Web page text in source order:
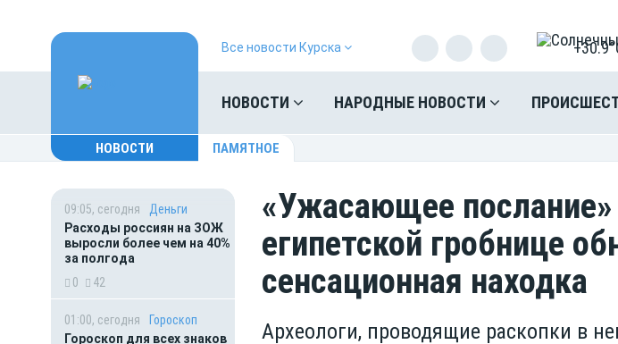
Все новости Курска
НОВОСТИ НАРОДНЫЕ НОВОСТИ
НОВОСТИ ПАМЯТНОЕ
09:05, сегодня
Деньги
Расходы россиян на ЗОЖ
выросли более чем на 40%
за полгода
0
42
01:00, сегодня
Гороскоп
Гороскоп для всех знаков
«Ужасающее послание»
египетской гробнице
сенсационная находка
Археологи, проводящие раскопки в